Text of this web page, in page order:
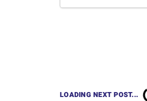
LOADING NEXT POST...